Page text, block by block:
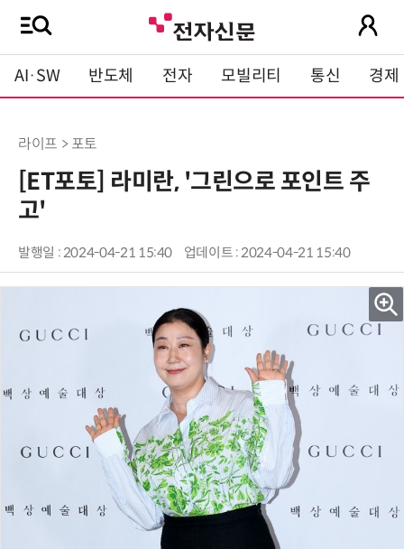
AI·SW 반도체 전자 모빌리티 통신 경제
라이프 > 포토
[ET포토] 라미란, '그린으로 포인트 주
고'
발행일 : 2024-04-21 15:40 업데이트 : 2024-04-21 15:40